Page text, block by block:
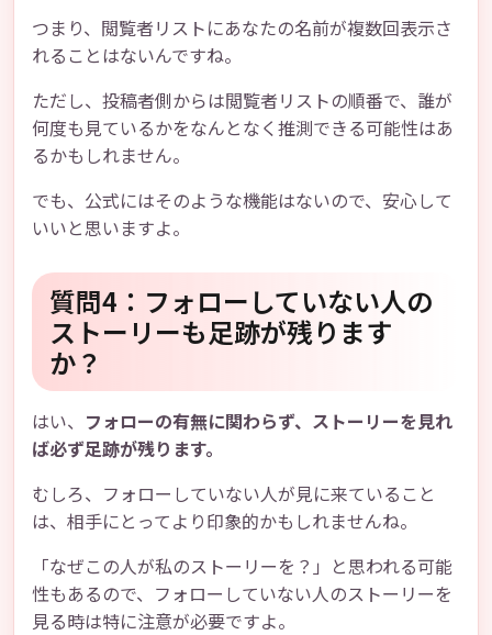
つまり、閲覧者リストにあなたの名前が複数回表示さ
れることはないんですね。
ただし、投稿者側からは閲覧者リストの順番で、誰が
何度も見ているかをなんとなく推測できる可能性はあ
るかもしれません。
でも、公式にはそのような機能はないので、安心して
いいと思いますよ。
質問4：フォローしていない人の
ストーリーも足跡が残ります
か？
はい、 フォローの有無に関わらず、ストーリーを見れ
ば必ず足跡が残ります。
むしろ、フォローしていない人が見に来ていること
は、相手にとってより印象的かもしれませんね。
「なぜこの人が私のストーリーを？」と思われる可能
性もあるので、フォローしていない人のストーリーを
見る時は特に注意が必要ですよ。